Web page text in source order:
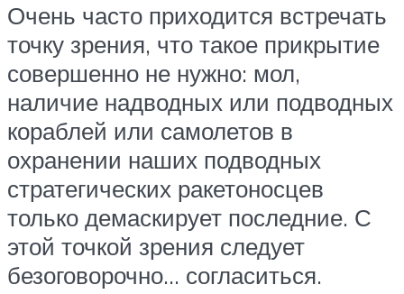
Очень часто приходится встречать
точку зрения, что такое прикрытие
совершенно не нужно: мол,
наличие надводных или подводных
кораблей или самолетов в
охранении наших подводных
стратегических ракетоносцев
только демаскирует последние. С
этой точкой зрения следует
безоговорочно… согласиться.